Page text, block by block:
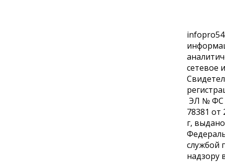
сетевое
ЭЛ № ФС
78381 от
г, выдано
службой
надзору